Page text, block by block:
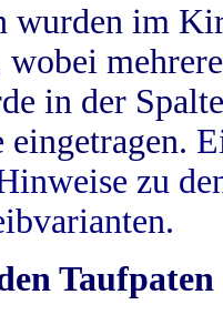
wurden im
in der
eingetragen.
zu
Taufpaten